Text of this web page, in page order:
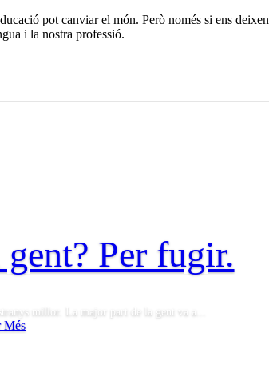
pot canviar el món. Però només si ens deixen
i la nostra professió.
Per fugir.
millor. La major part de la gent va a...
Més